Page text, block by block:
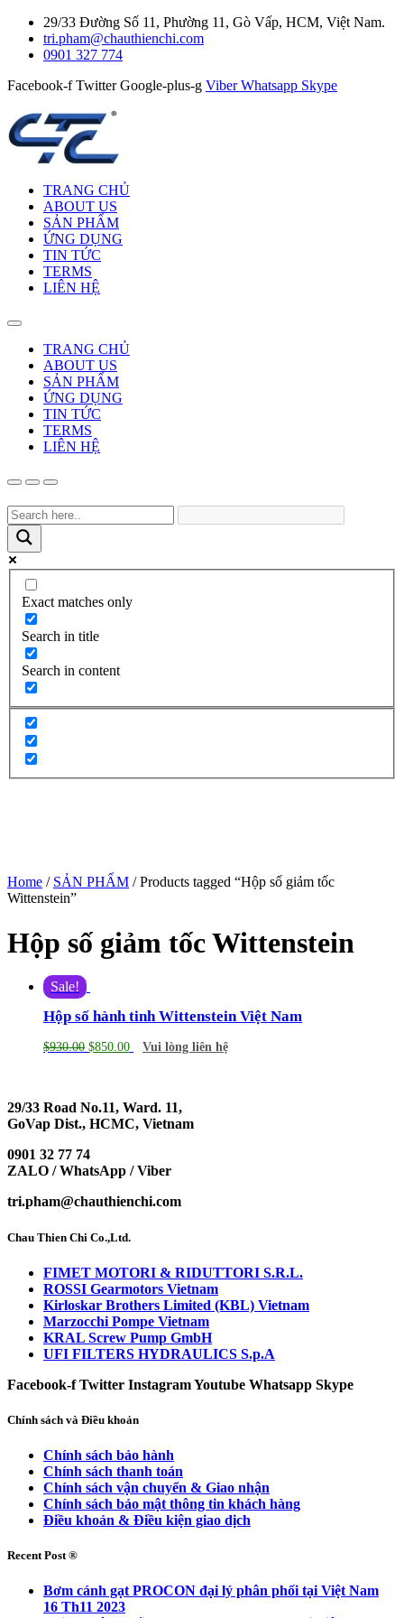
29/33 Đường Số 11, Phường 11, Gò Vấp, HCM, Việt Nam.
tri.pham@chauthienchi.com
0901 327 774
Facebook-f Twitter Google-plus-g Viber Whatsapp Skype
TRANG CHỦ
ABOUT US
SẢN PHẨM
ỨNG DỤNG
TIN TỨC
TERMS
LIÊN HỆ
TRANG CHỦ
ABOUT US
SẢN PHẨM
ỨNG DỤNG
TIN TỨC
TERMS
LIÊN HỆ
Exact matches only
Search in title
Search in content
Home / SẢN PHẨM / Products tagged “Hộp số giảm tốc
Wittenstein”
Hộp số giảm tốc Wittenstein
Sale!
Hộp số hành tinh Wittenstein Việt Nam
$930.00 $850.00 Vui lòng liên hệ
29/33 Road No.11, Ward. 11,
GoVap Dist., HCMC, Vietnam
0901 32 77 74
ZALO / WhatsApp / Viber
tri.pham@chauthienchi.com
Chau Thien Chi Co.,Ltd.
FIMET MOTORI & RIDUTTORI S.R.L.
ROSSI Gearmotors Vietnam
Kirloskar Brothers Limited (KBL) Vietnam
Marzocchi Pompe Vietnam
KRAL Screw Pump GmbH
UFI FILTERS HYDRAULICS S.p.A
Facebook-f Twitter InstagramYoutube Whatsapp Skype
Chính sách và Điều khoản
Chính sách bảo hành
Chính sách thanh toán
Chính sách vận chuyển & Giao nhận
Chính sách bảo mật thông tin khách hàng
Điều khoản & Điều kiện giao dịch
Recent Post ®
Bơm cánh gạt PROCON đại lý phân phối tại Việt Nam
16 Th11 2023